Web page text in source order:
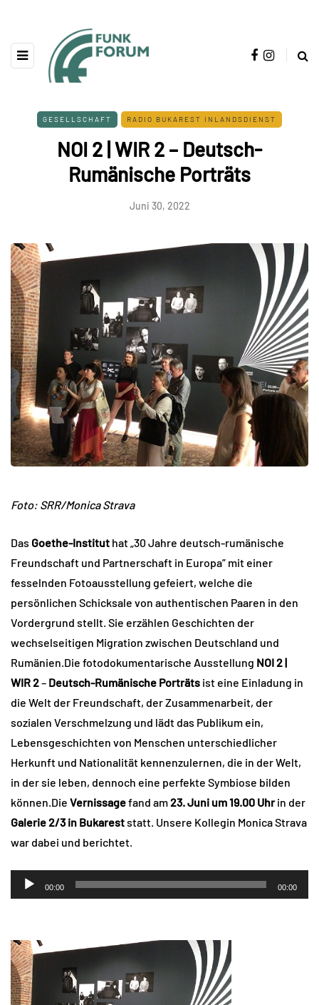
GESELLSCHAFT RADIO BUKAREST INLANDSDIENST
NOI 2 | WIR 2 – Deutsch-
Rumänische Porträts
Juni 30, 2022
Foto: SRR/Monica Strava
Das Goethe-Institut hat „30 Jahre deutsch-rumänische
Freundschaft und Partnerschaft in Europa” mit einer
fesselnden Fotoausstellung gefeiert, welche die
persönlichen Schicksale von authentischen Paaren in den
Vordergrund stellt. Sie erzählen Geschichten der
wechselseitigen Migration zwischen Deutschland und
Rumänien.Die fotodokumentarische Ausstellung NOI 2 |
WIR 2– Deutsch-Rumänische Porträts ist eine Einladung in
die Welt der Freundschaft, der Zusammenarbeit, der
sozialen Verschmelzung und lädt das Publikum ein,
Lebensgeschichten von Menschen unterschiedlicher
Herkunft und Nationalität kennenzulernen, die in der Welt,
in der sie leben, dennoch eine perfekte Symbiose bilden
können.Die Vernissagefand am23. Juni um 19.00 Uhrin der
Galerie 2/3 in Bukareststatt. Unsere Kollegin Monica Strava
war dabei und berichtet.
Audio-
Player
00:00 00:00